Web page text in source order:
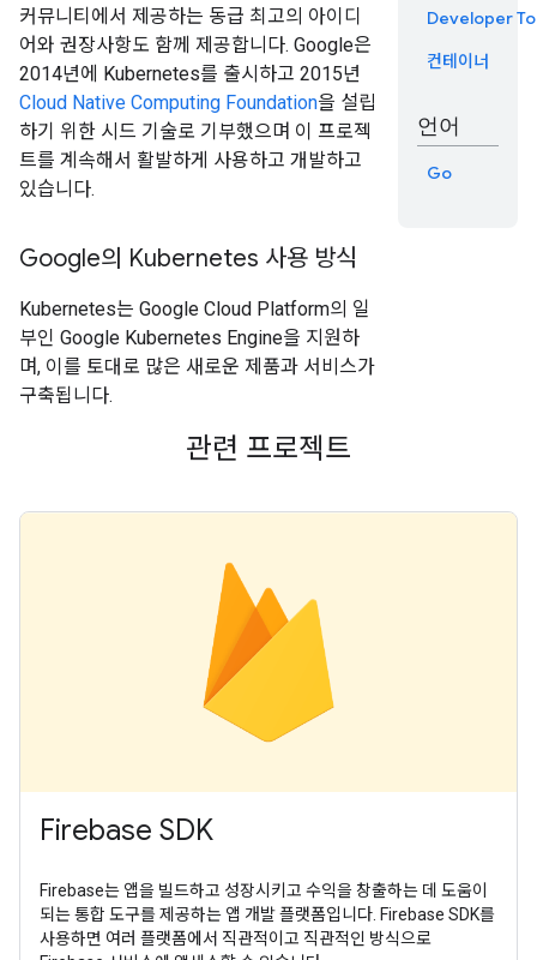
커뮤니티에서 제공하는 동급 최고의 아이디
어와 권장사항도 함께 제공합니다. Google은
2014년에 Kubernetes를 출시하고 2015년
Cloud Native Computing Foundation을 설립
하기 위한 시드 기술로 기부했으며 이 프로젝
트를 계속해서 활발하게 사용하고 개발하고
있습니다.
Google의 Kubernetes 사용 방식
Kubernetes는 Google Cloud Platform의 일
부인 Google Kubernetes Engine을 지원하
며, 이를 토대로 많은 새로운 제품과 서비스가
구축됩니다.
Developer
컨테이너
언어
Go
관련 프로젝트
Firebase SDK
Firebase는 앱을 빌드하고 성장시키고 수익을 창출하는 데 도움이
되는 통합 도구를 제공하는 앱 개발 플랫폼입니다. Firebase SDK를
사용하면 여러 플랫폼에서 직관적이고 직관적인 방식으로